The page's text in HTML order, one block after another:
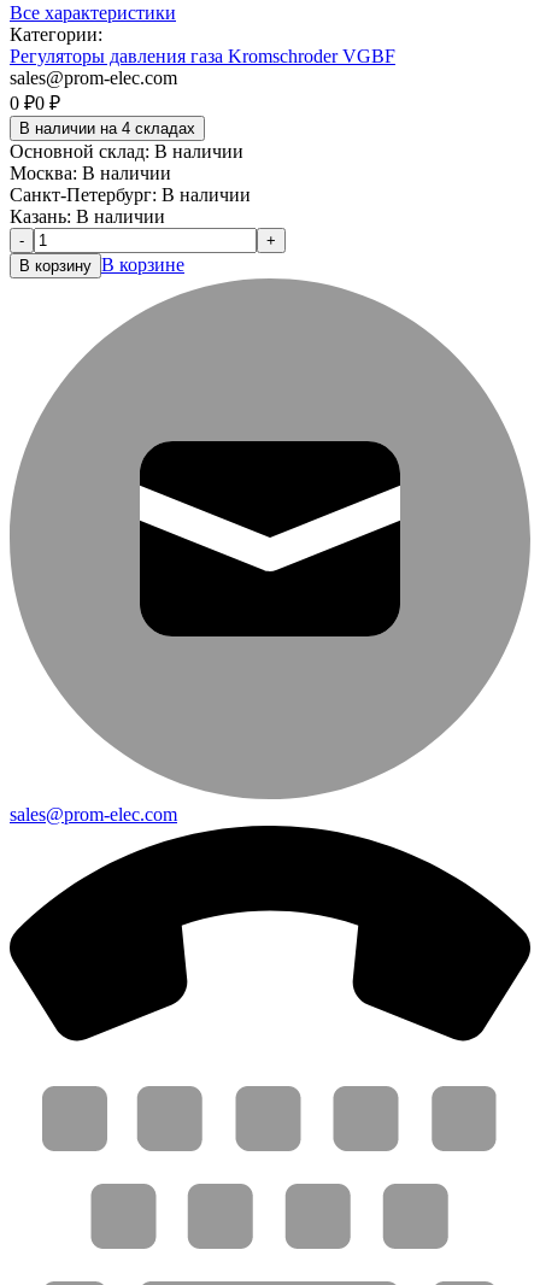
Все характеристики
Категории:
Регуляторы давления газа Kromschroder VGBF
sales@prom-elec.com
0 ₽0 ₽
В наличии на 4 складах
Основной склад: В наличии
Москва: В наличии
Санкт-Петербург: В наличии
Казань: В наличии
-
+
В корзину В корзине
sales@prom-elec.com